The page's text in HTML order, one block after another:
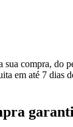
sua compra, do
em até 7 dias